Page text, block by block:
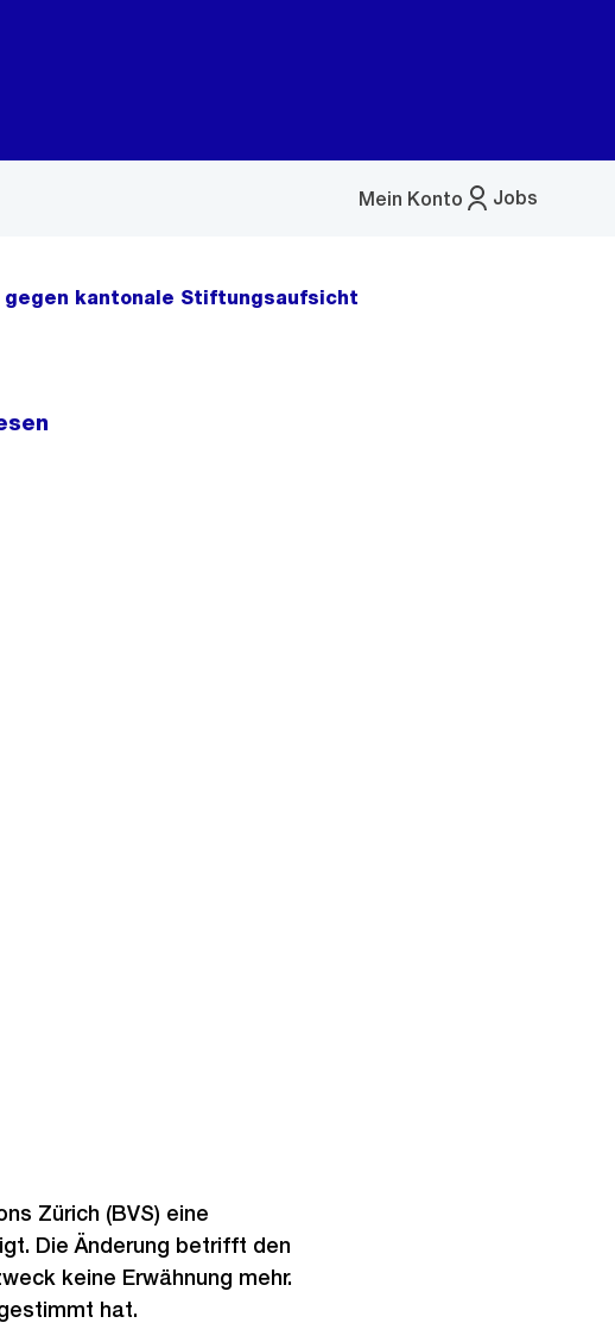
Jobs
Mein Konto
Menü
gegen kantonale Stiftungsaufsicht
Zürich (BVS) eine
Die Änderung betrifft den
keine Erwähnung mehr.
hat.